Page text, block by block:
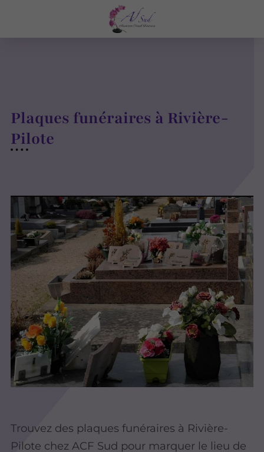
Plaques funéraires à Rivière-
Pilote
Trouvez des plaques funéraires à Rivière-
Pilote chez ACF Sud pour marquer le lieu de